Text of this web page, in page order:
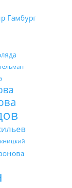
Гамбург